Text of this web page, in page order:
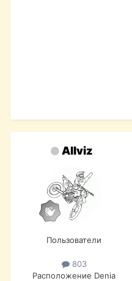
Allviz
Пользователи
803
Расположение Denia